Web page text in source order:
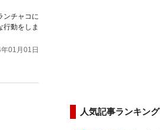
ンチャコに
動をしま
01月01日
人気記事ランキング